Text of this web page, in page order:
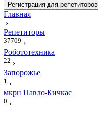
Регистрация для репетиторов
Главная
›
Репетиторы
37709 ›
Робототехника
22 ›
Запорожье
1 ›
мкрн Павло-Кичкас
0 ›